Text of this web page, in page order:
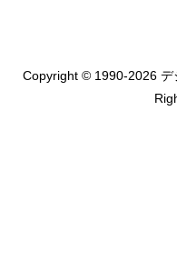
Copyright © 1990-2026 デ